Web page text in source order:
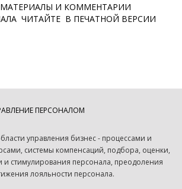
И КОММЕНТАРИИ
ЧИТАЙТЕ В ПЕЧАТНОЙ ВЕРСИИ
управления бизнес - процессами и
системы компенсаций, подбора, оценки,
и стимулирования персонала, преодоления
лояльности персонала.